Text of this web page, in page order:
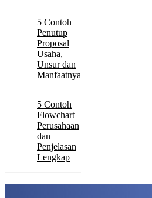
5 Contoh
Penutup
Proposal
Usaha,
Unsur dan
Manfaatnya
5 Contoh
Flowchart
Perusahaan
dan
Penjelasan
Lengkap